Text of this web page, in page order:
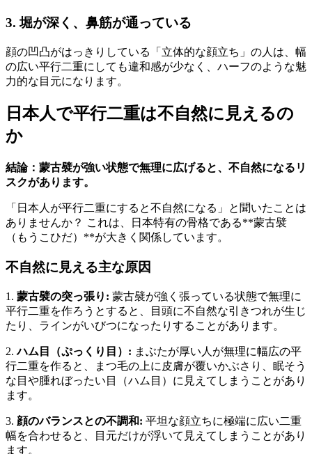
3. 堀が深く、鼻筋が通っている
顔の凹凸がはっきりしている「立体的な顔立ち」の人は、幅
の広い平行二重にしても違和感が少なく、ハーフのような魅
力的な目元になります。
日本人で平行二重は不自然に見えるの
か
結論：蒙古襞が強い状態で無理に広げると、不自然になるリ
スクがあります。
「日本人が平行二重にすると不自然になる」と聞いたことは
ありませんか？ これは、日本特有の骨格である**蒙古襞
（もうこひだ）**が大きく関係しています。
不自然に見える主な原因
1. 蒙古襞の突っ張り: 蒙古襞が強く張っている状態で無理に
平行二重を作ろうとすると、目頭に不自然な引きつれが生じ
たり、ラインがいびつになったりすることがあります。
2.ハム目（ぷっくり目）: まぶたが厚い人が無理に幅広の平
行二重を作ると、まつ毛の上に皮膚が覆いかぶさり、眠そう
な目や腫れぼったい目（ハム目）に見えてしまうことがあり
ます。
3. 顔のバランスとの不調和: 平坦な顔立ちに極端に広い二重
幅を合わせると、目元だけが浮いて見えてしまうことがあり
ます。